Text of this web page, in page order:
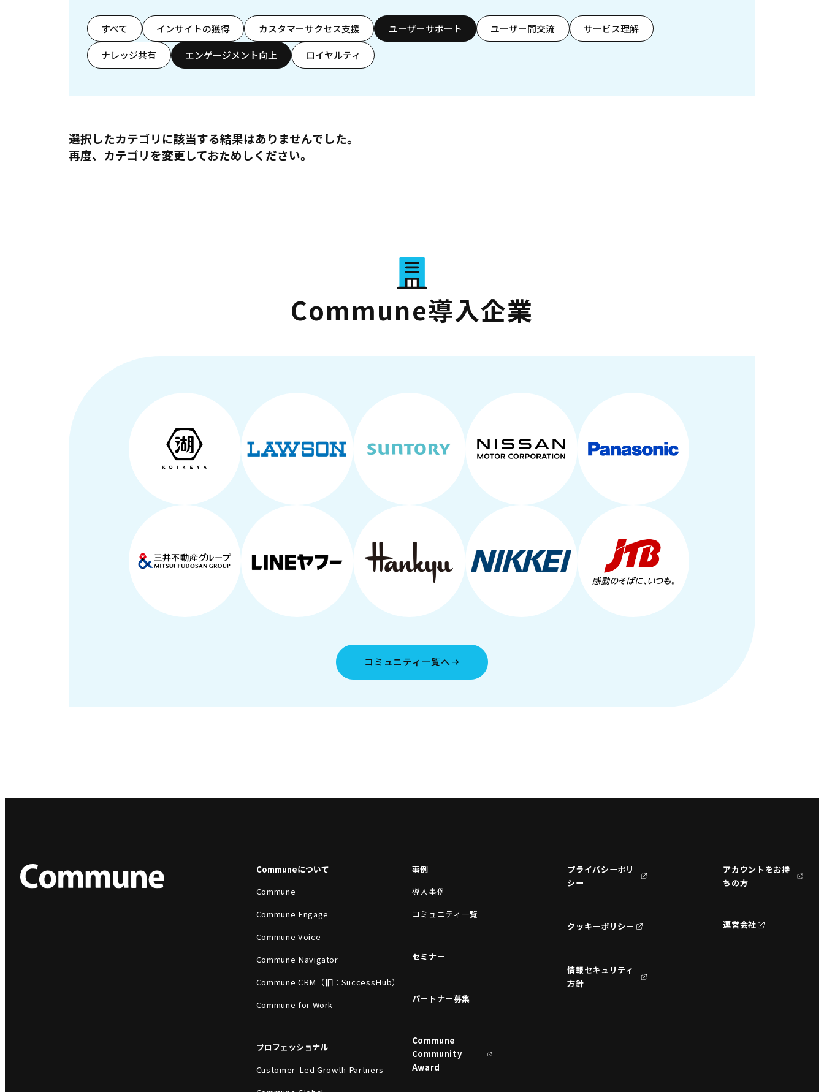
すべて インサイトの獲得 カスタマーサクセス支援 ユーザーサポート ユーザー間交流 サービス理解
ナレッジ共有 エンゲージメント向上 ロイヤルティ
選択したカテゴリに該当する結果はありませんでした。
再度、カテゴリを変更しておためしください。
Commune導入企業
コミュニティ一覧へ
Communeについて
Commune
Commune Engage
Commune Voice
Commune Navigator
Commune CRM（旧：SuccessHub）
Commune for Work
プロフェッショナル
Customer-Led Growth Partners
事例
導入事例
コミュニティ一覧
セミナー
パートナー募集
Commune
Community
Award
プライバシーポリ
シー
クッキーポリシー
情報セキュリティ
方針
アカウントをお持
ちの方
運営会社